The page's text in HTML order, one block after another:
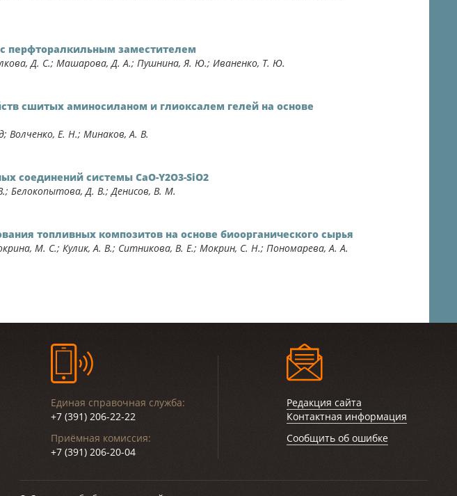
перфторалкильным заместителем
Д. С.; Машарова, Д. А.; Пушнина, Я. Ю.; Иваненко, Т. Ю.
сшитых аминосиланом и глиоксалем гелей на основе
Волченко, Е. Н.; Минаков, А. В.
соединений системы CaO-Y2O3-SiO2
Белокопытова, Д. В.; Денисов, В. М.
топливных композитов на основе биоорганического сырья
М. С.; Кулик, А. В.; Ситникова, В. Е.; Мокрин, С. Н.; Пономарева, А. А.
Редакция сайта
Контактная информация
Сообщить об ошибке
Единая справочная служба:
+7 (391) 206-22-22
Приёмная комиссия:
+7 (391) 206-20-04